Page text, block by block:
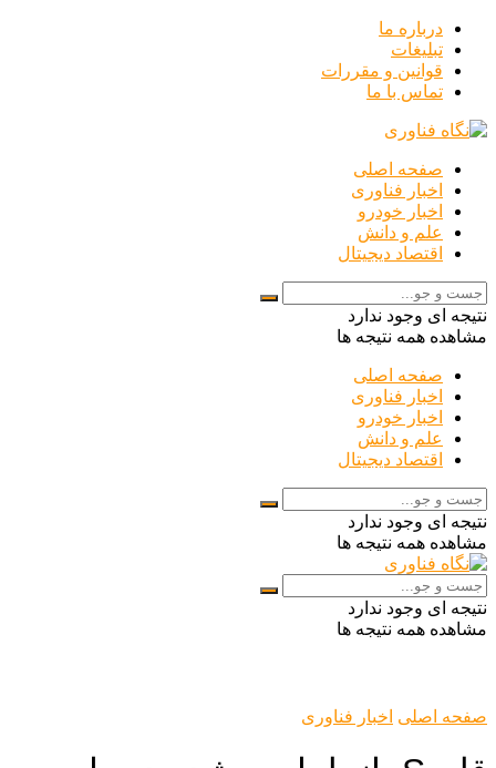
درباره ما
تبلیغات
قوانین و مقررات
تماس با ما
صفحه اصلی
اخبار فناوری
اخبار خودرو
علم و دانش
اقتصاد دیجیتال
نتیجه ای وجود ندارد
مشاهده همه نتیجه ها
صفحه اصلی
اخبار فناوری
اخبار خودرو
علم و دانش
اقتصاد دیجیتال
نتیجه ای وجود ندارد
مشاهده همه نتیجه ها
نتیجه ای وجود ندارد
مشاهده همه نتیجه ها
صفحه اصلی اخبار فناوری